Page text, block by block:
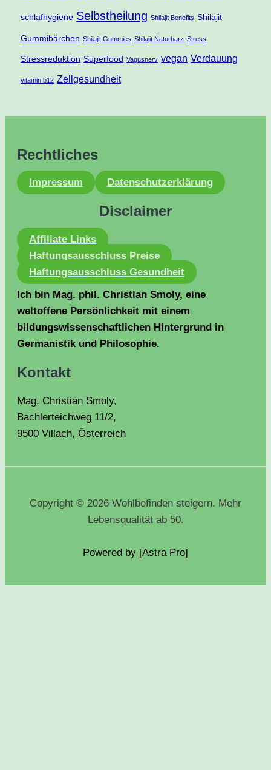
schlafhygiene Selbstheilung Shilajit Benefits Shilajit
Gummibärchen Shilajit Gummies Shilajit Naturharz Stress
Stressreduktion Superfood Vagusnerv vegan Verdauung
vitamin b12 Zellgesundheit
Rechtliches
Impressum Datenschutzerklärung
Disclaimer
Affiliate Links
Haftungsausschluss Preise
Haftungsausschluss Gesundheit
Ich bin Mag. phil. Christian Smoly, eine
weltoffene Persönlichkeit mit einem
bildungswissenschaftlichen Hintergrund in
Germanistik und Philosophie.
Kontakt
Mag. Christian Smoly,
Bachlerteichweg 11/2,
9500 Villach, Österreich
Copyright © 2026 Wohlbefinden steigern. Mehr
Lebensqualität ab 50.
Powered by [Astra Pro]